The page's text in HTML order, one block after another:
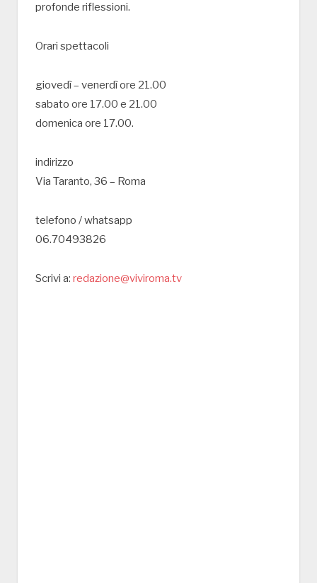
profonde riflessioni.
Orari spettacoli
giovedì – venerdì ore 21.00
sabato ore 17.00 e 21.00
domenica ore 17.00.
indirizzo
Via Taranto, 36 – Roma
telefono / whatsapp
06.70493826
Scrivi a: redazione@viviroma.tv